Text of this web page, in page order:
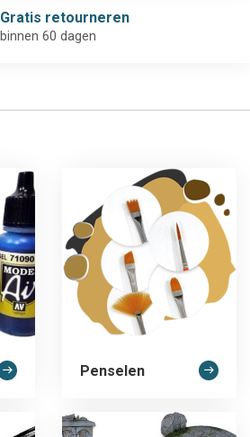
Gratis retourneren
binnen 60 dagen
Penselen